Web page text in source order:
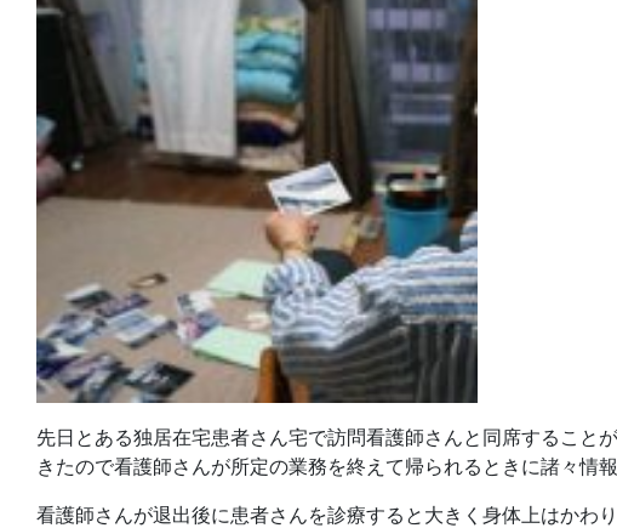
先日とある独居在宅患者さん宅で訪問看護師さんと同席すること
きたので看護師さんが所定の業務を終えて帰られるときに諸々情
看護師さんが退出後に患者さんを診療すると大きく身体上はかわ